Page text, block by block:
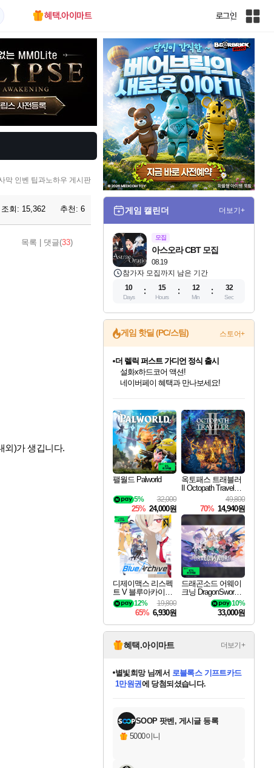
혜택.아이마트 로그인
인
사
이
트
맵
막 인벤 팁과노하우 게시판
조회: 15,362 추천: 6
목록 댓글(33)
외)가 생깁니다.
게임 캘린더 더보기+
모집
08.19
아스오라 CBT 모집
참가자 모집까지 남은 기간
10
Days
15
Hours
12
Min
31
Sec
게임 핫딜 (PC/스팀) 스토어+
최대 90% 할인가를 만나보세요!
네이버혜택과 함께 만나보세요!
50%할인&추가 적립까지!
네이버 포인트 혜택까지!
이니&베니 혜택까지!
네이버 혜택가와 함께 예약하세요!
할인&네이버혜택으로 만나보세요!
더 렐릭 퍼스트 가디언 정식 출시
설화x하드코어 액션!
네이버페이 혜택과 만나보세요!
40주년 프로모션으로 만나보세요!
할인가에 만나보세요!
일부 에디션 상시 할인!
혜택으로 예약 판매 중
편안하게 충전하세요
팰월드 Palworld
32,000
5%
25% 24,000원
옥토패스 트래블러
II Octopath Traveler I
49,800
70% 14,940원
디제이맥스 리스펙
트 V 블루아카이브
팩 DJMAX RESPE
CT V Blue Archive P
ack DLC
19,800
12%
65% 6,930원
드래곤소드 어웨이
크닝 DragonSword A
10%
33,000원
혜택.아이마트 더보기+
교환.
당첨되셨습니다.
당첨되셨습니다.
당첨되셨습니다.
별빛희망님께서 로블록스 기프트카드
1만원권에 당첨되셨습니다.
당첨되셨습니다.
당첨되셨습니다.
당첨되셨습니다.
당첨되셨습니다.
에디션 (스팀코드) 를 교환.
당첨되셨습니다.
SOOP 팟벤, 게시글 등록
5000이니